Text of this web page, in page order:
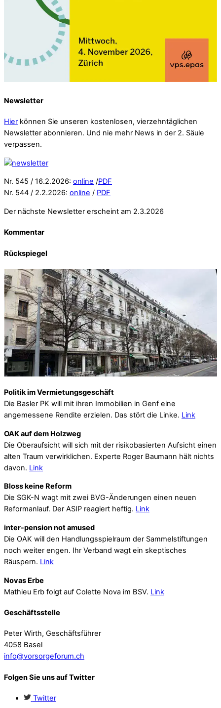
Newsletter
Hier können Sie unseren kostenlosen, vierzehntäglichen
Newsletter abonnieren. Und nie mehr News in der 2. Säule
verpassen.
Nr. 545 / 16.2.2026: online /PDF
Nr. 544 / 2.2.2026: online / PDF
Der nächste Newsletter erscheint am 2.3.2026
Kommentar
Rückspiegel
Politik im Vermietungsgeschäft
Die Basler PK will mit ihren Immobilien in Genf eine
angemessene Rendite erzielen. Das stört die Linke. Link
OAK auf dem Holzweg
Die Oberaufsicht will sich mit der risikobasierten Aufsicht einen
alten Traum verwirklichen. Experte Roger Baumann hält nichts
davon. Link
Bloss keine Reform
Die SGK-N wagt mit zwei BVG-Änderungen einen neuen
Reformanlauf. Der ASIP reagiert heftig. Link
inter-pension not amused
Die OAK will den Handlungsspielraum der Sammelstiftungen
noch weiter engen. Ihr Verband wagt ein skeptisches
Räuspern. Link
Novas Erbe
Mathieu Erb folgt auf Colette Nova im BSV. Link
Geschäftsstelle
Peter Wirth, Geschäftsführer
4058 Basel
info@vorsorgeforum.ch
Folgen Sie uns auf Twitter
Twitter